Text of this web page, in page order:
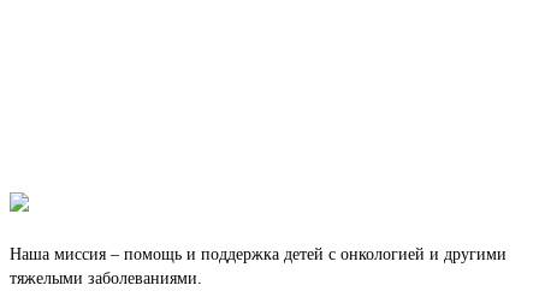
Наша миссия – помощь и поддержка детей с онкологией и другими
тяжелыми заболеваниями.